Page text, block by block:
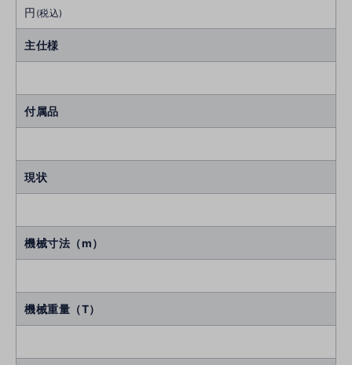
円 (税込)
主仕様
付属品
現状
機械寸法（m）
機械重量（T）